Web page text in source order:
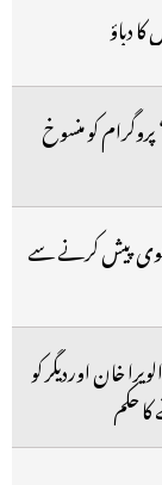
دباؤ
کو منسوخ
دعوی پیش کرنے سے
خان اوردیگر کو